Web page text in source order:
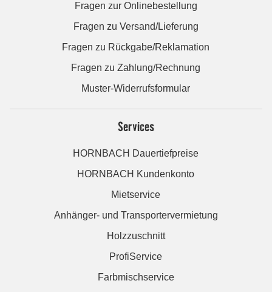
Fragen zur Onlinebestellung
Fragen zu Versand/Lieferung
Fragen zu Rückgabe/Reklamation
Fragen zu Zahlung/Rechnung
Muster-Widerrufsformular
Services
HORNBACH Dauertiefpreise
HORNBACH Kundenkonto
Mietservice
Anhänger- und Transportervermietung
Holzzuschnitt
ProfiService
Farbmischservice